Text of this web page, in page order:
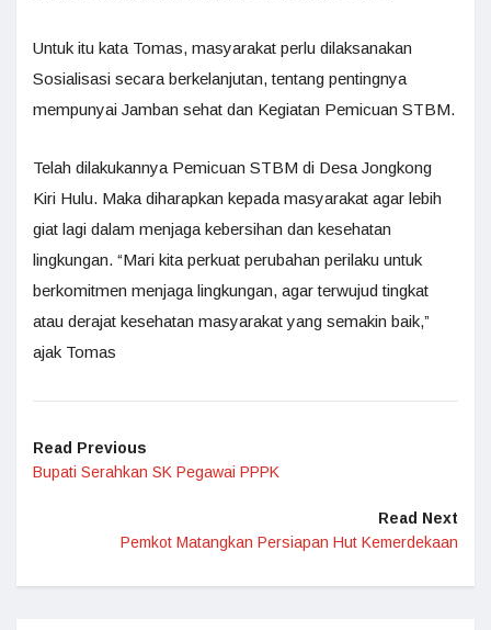
Untuk itu kata Tomas, masyarakat perlu dilaksanakan
Sosialisasi secara berkelanjutan, tentang pentingnya
mempunyai Jamban sehat dan Kegiatan Pemicuan STBM.
Telah dilakukannya Pemicuan STBM di Desa Jongkong
Kiri Hulu. Maka diharapkan kepada masyarakat agar lebih
giat lagi dalam menjaga kebersihan dan kesehatan
lingkungan. “Mari kita perkuat perubahan perilaku untuk
berkomitmen menjaga lingkungan, agar terwujud tingkat
atau derajat kesehatan masyarakat yang semakin baik,”
ajak Tomas
Read Previous
Bupati Serahkan SK Pegawai PPPK
Read Next
Pemkot Matangkan Persiapan Hut Kemerdekaan